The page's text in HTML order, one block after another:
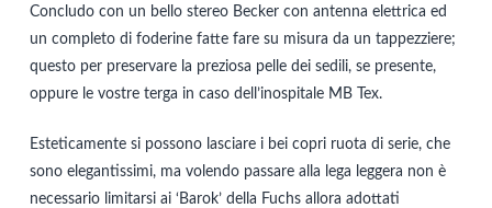
Concludo con un bello stereo Becker con antenna elettrica ed
un completo di foderine fatte fare su misura da un tappezziere;
questo per preservare la preziosa pelle dei sedili, se presente,
oppure le vostre terga in caso dell’inospitale MB Tex.
Esteticamente si possono lasciare i bei copri ruota di serie, che
sono elegantissimi, ma volendo passare alla lega leggera non è
necessario limitarsi ai ‘Barok’ della Fuchs allora adottati